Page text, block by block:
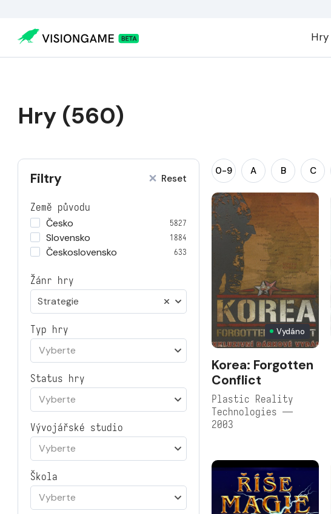
Hry
Hry (560)
Filtry Reset
Země původu
Česko
5827
Slovensko 1884
Československo 633
Žánr hry
Strategie
Typ hry
Vyberte
Status hry
Vyberte
Vývojářské studio
Vyberte
Škola
Vyberte
0-9 A B C
Vydáno
Korea: Forgotten
Conflict
Plastic Reality
Technologies —
2003